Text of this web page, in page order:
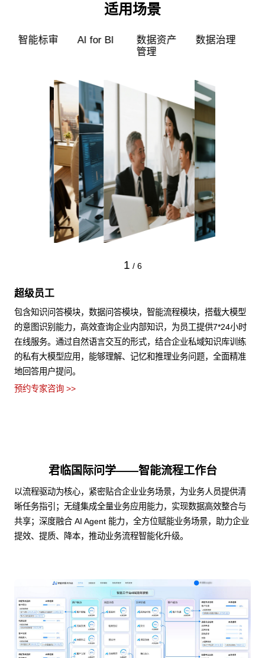
适用场景
超级员工 智能标审 AI for BI
数据资产
1 / 6
超级员工
包含知识问答模块，数据问答模块，智能流程模块，搭载大模型
的意图识别能力，高效查询企业内部知识，为员工提供7*24小时
在线服务。通过自然语言交互的形式，结合企业私域知识库训练
的私有大模型应用，能够理解、记忆和推理业务问题，全面精准
地回答用户提问。
预约专家咨询 >>
君临国际问学——智能流程工作台
以流程驱动为核心，紧密贴合企业业务场景，为业务人员提供清
晰任务指引；无缝集成全量业务应用能力，实现数据高效整合与
共享；深度融合 AI Agent 能力，全方位赋能业务场景，助力企业
提效、提质、降本，推动业务流程智能化升级。